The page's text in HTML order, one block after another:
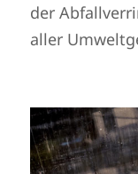
der
aller